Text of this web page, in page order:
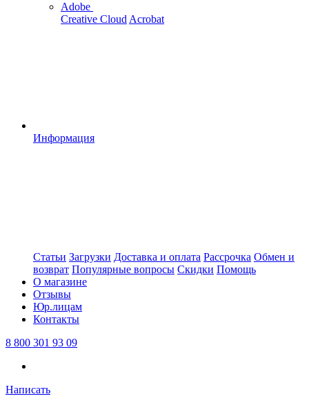
Adobe
Creative Cloud Acrobat
Информация
Статьи Загрузки Доставка и оплата Рассрочка Обмен и
возврат Популярные вопросы Скидки Помощь
О магазине
Отзывы
Юр.лицам
Контакты
8 800 301 93 09
Написать